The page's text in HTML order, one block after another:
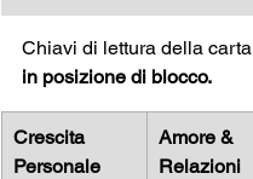
Chiavi di lettura della carta
in posizione di blocco.
Crescita
Personale
Amore &
Relazioni